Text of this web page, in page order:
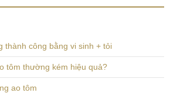
thành công bằng vi sinh + tỏi
tôm thường kém hiệu quả?
ao tôm